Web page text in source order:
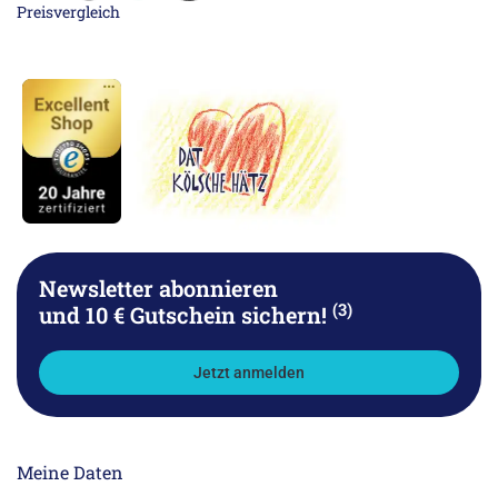
Newsletter abonnieren
und 10 € Gutschein sichern! (3)
Jetzt anmelden
Meine Daten